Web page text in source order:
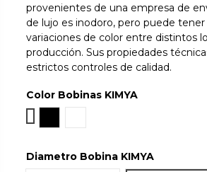
provenientes de una empresa de
de lujo es inodoro, pero puede tener
variaciones de color entre distintos
producción. Sus propiedades
estrictos controles de calidad.
Color Bobinas KIMYA
Diametro Bobina KIMYA